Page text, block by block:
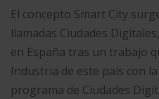
El concepto Smart City
llamadas Ciudades
en España tras un trabajo
Industria de este país con
programa de Ciudades